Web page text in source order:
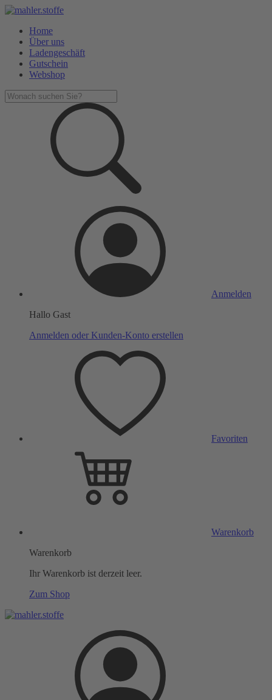
Home
Über uns
Ladengeschäft
Gutschein
Webshop
Anmelden
Hallo Gast
Anmelden oder Kunden-Konto erstellen
Favoriten
Warenkorb
Warenkorb
Ihr Warenkorb ist derzeit leer.
Zum Shop